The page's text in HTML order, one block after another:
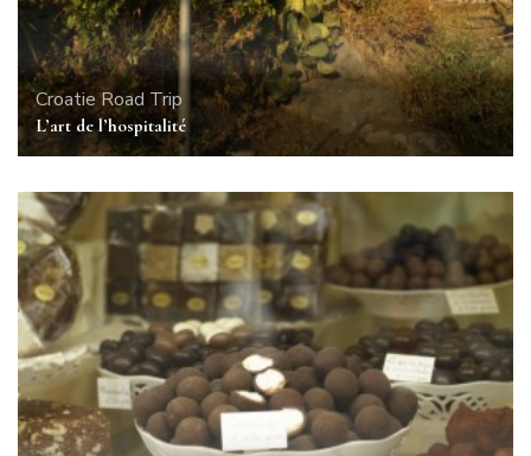
Croatie Road Trip
L’art de l’hospitalité